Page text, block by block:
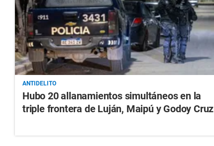
ANTIDELITO
Hubo 20 allanamientos simultáneos en la
triple frontera de Luján, Maipú y Godoy Cruz